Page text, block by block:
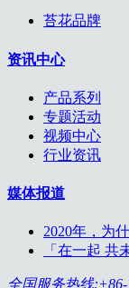
苔花品牌
资讯中心
产品系列
专题活动
视频中心
行业资讯
媒体报道
2020年，为
「在一起
全国服务热线:+86-